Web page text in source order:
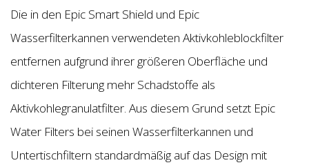
Die in den Epic Smart Shield und Epic
Wasserfilterkannen verwendeten Aktivkohleblockfilter
entfernen aufgrund ihrer größeren Oberfläche und
dichteren Filterung mehr Schadstoffe als
Aktivkohlegranulatfilter. Aus diesem Grund setzt Epic
Water Filters bei seinen Wasserfilterkannen und
Untertischfiltern standardmäßig auf das Design mit